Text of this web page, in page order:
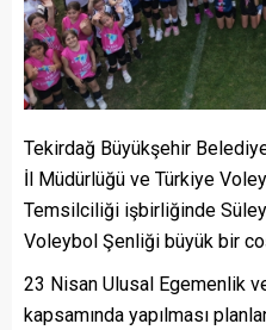
Tekirdağ Büyükşehir
İl Müdürlüğü ve Türkiye
Temsilciliği işbirliğinde
Voleybol Şenliği büyük bir
23 Nisan Ulusal Egemenlik
kapsamında yapılması